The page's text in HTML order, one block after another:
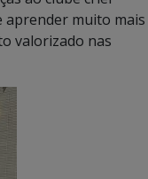
aprender muito mais
valorizado nas